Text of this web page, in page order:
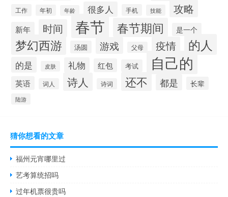
工作 年初 年龄 很多人 手机 技能 攻略
新年 时间 春节 春节期间 是一个
梦幻西游 汤圆 游戏 父母 疫情 的人
的是 皮肤 礼物 红包 考试 自己的
英语 词人 诗人 诗词 还不 都是 长辈
陆游
猜你想看的文章
福州元宵哪里过
艺考算统招吗
过年机票很贵吗